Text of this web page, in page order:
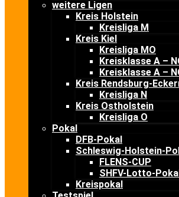
weitere Ligen
Kreis Holstein
Kreisliga M
Kreis Kiel
Kreisliga MO
Kreisklasse A –
Kreisklasse A –
Kreis Rendsburg-
Kreisliga N
Kreis Ostholstein
Kreisliga O
Pokal
DFB-Pokal
Schleswig-Holstein-
FLENS-CUP
SHFV-Lotto-
Kreispokal